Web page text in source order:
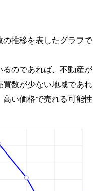
推移を表したグラフで
のであれば、不動産が
数が少ない地域であれ
い価格で売れる可能性